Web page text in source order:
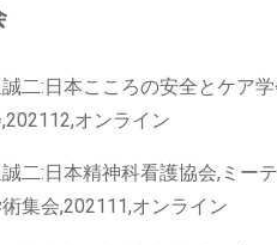
二:日本こころの安全とケア
オンライン
二:日本精神科看護協会,ミー
集会,202111,オンライン